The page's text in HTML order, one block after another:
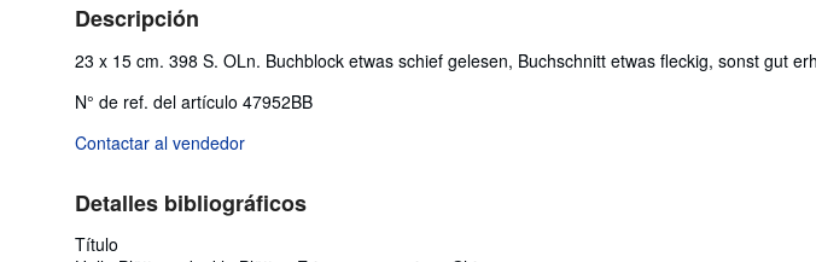
Descripción
23 x 15 cm. 398 S. OLn. Buchblock etwas schief gelesen, Buchschnitt etwas fleckig, sonst gut
N° de ref. del artículo 47952BB
Contactar al vendedor
Detalles bibliográficos
Título